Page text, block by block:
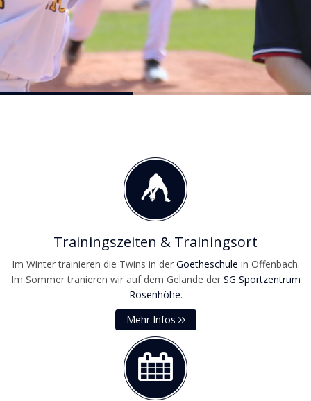
Trainingszeiten & Trainingsort
Im Winter trainieren die Twins in der Goetheschule in Offenbach.
Im Sommer tranieren wir auf dem Gelände der SG Sportzentrum
Rosenhöhe.
Mehr Infos